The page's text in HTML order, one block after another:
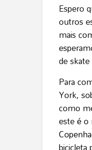
Espero
outros
mais
de
Para
York,
como
este é o